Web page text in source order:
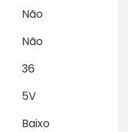
Não
Não
36
5V
Baixo